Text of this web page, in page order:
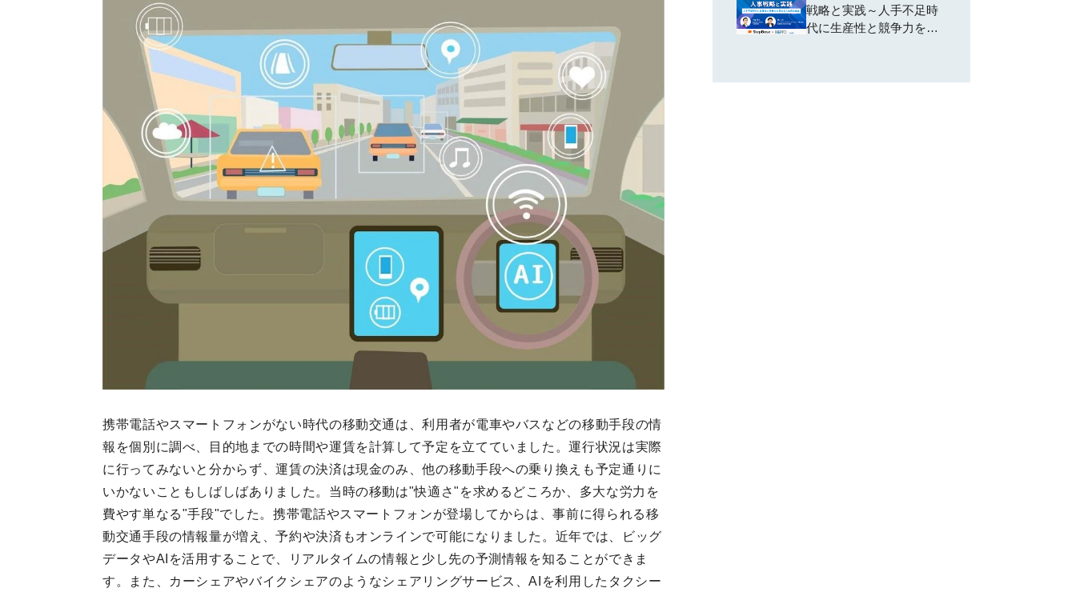
携帯電話やスマートフォンがない時代の移動交通は、利用者が電車やバスなどの移動手段の情
報を個別に調べ、目的地までの時間や運賃を計算して予定を立てていました。運行状況は実際
に行ってみないと分からず、運賃の決済は現金のみ、他の移動手段への乗り換えも予定通りに
いかないこともしばしばありました。当時の移動は"快適さ"を求めるどころか、多大な労力を
費やす単なる"手段"でした。携帯電話やスマートフォンが登場してからは、事前に得られる移
動交通手段の情報量が増え、予約や決済もオンラインで可能になりました。近年では、ビッグ
データやAIを活用することで、リアルタイムの情報と少し先の予測情報を知ることができま
す。また、カーシェアやバイクシェアのようなシェアリングサービス、AIを利用したタクシー
戦略と実践～人手不足時
代に生産性と競争力を高